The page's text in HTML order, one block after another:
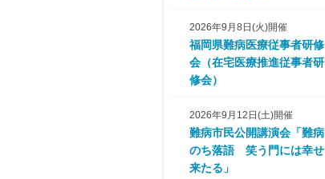
2026年9月8日(火)開催
福岡県難病医療従事者研修
会（在宅医療推進従事者研
修会）
2026年9月12日(土)開催
難病市民公開講演会「難病
のち落語 笑う門には幸せ
来たる」